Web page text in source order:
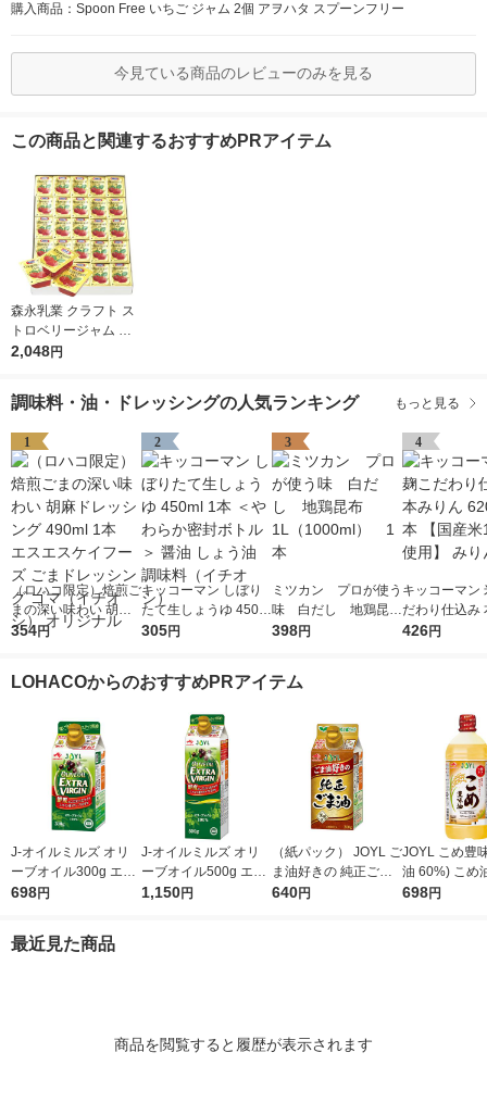
購入商品：Spoon Free いちご ジャム 2個 アヲハタ スプーンフリー
今見ている商品のレビューのみを見る
この商品と関連するおすすめPRアイテム
森永乳業 クラフト ス
トロベリージャム （1
4g×50個） 1箱 いちご
装 常温保存
2,048円
調味料・油・ドレッシングの人気ランキング もっと見る
1
（ロハコ限定）焙煎ご
まの深い味わい 胡麻
ドレッシング 490ml 1
ゴマ（イチオシ） オ
354円
2
キッコーマン しぼり
たて生しょうゆ 450m
l 1本 ＜やわらか密封
シ）
305円
3
ミツカン プロが使う
味 白だし 地鶏昆
布 1L（1000ml）
398円
4
キッコーマン
だわり仕込み
ん 620ml 1本
426円
LOHACOからのおすすめPRアイテム
J-オイルミルズ オリ
ーブオイル300g エキ
ストラバージン スペ
L
698円
J-オイルミルズ オリ
ーブオイル500g エキ
ストラバージン スペ
1,150円
（紙パック） JOYL ご
ま油好きの 純正ごま
油 300g 1本 味の素 J-
640円
JOYL こめ豊
油 60%) こめ油 ブレ
ンド 味の素
698円
最近見た商品
商品を閲覧すると履歴が表示されます